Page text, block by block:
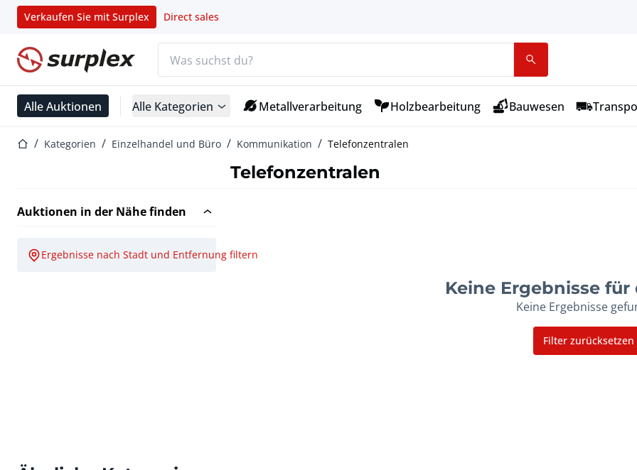
Verkaufen Sie mit Surplex Direct sales
Startseite
Alle Auktionen Alle Kategorien Metallverarbeitung Holzbearbeitung Bauwesen
StartseiteKategorien Einzelhandel und Büro Kommunikation Telefonzentralen
Telefonzentralen
Auktionen in der Nähe finden
Ergebnisse nach Stadt und Entfernung filtern
Keine Ergebnisse für
Keine Ergebnisse
Filter zurücksetzen